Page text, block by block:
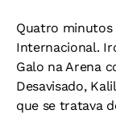
Quatro minutos
Internacional.
Galo na Arena
Desavisado,
que se tratava